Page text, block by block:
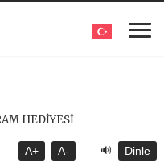
A+ A- 🔊 Dinle